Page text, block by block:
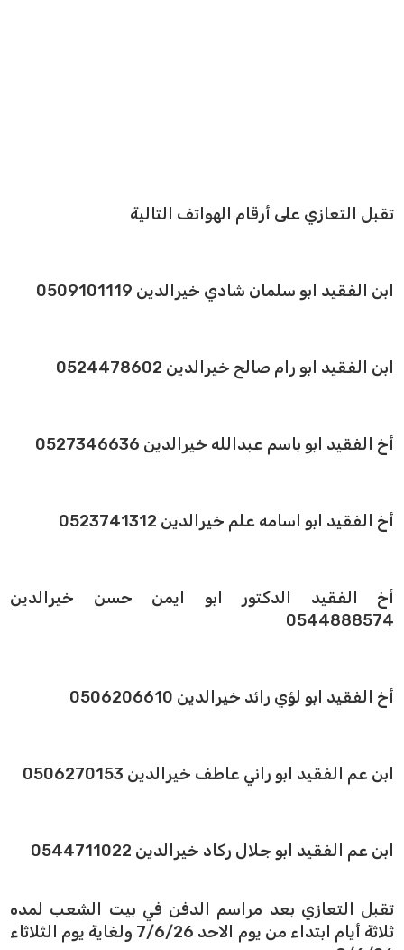
تقبل التعازي على أرقام الهواتف التالية
ابن الفقيد ابو سلمان شادي خيرالدين 0509101119
ابن الفقيد ابو رام صالح خيرالدين 0524478602
أخ الفقيد ابو باسم عبدالله خيرالدين 0527346636
أخ الفقيد ابو اسامه علم خيرالدين 0523741312
أخ الفقيد الدكتور ابو ايمن حسن خيرالدين
0544888574
أخ الفقيد ابو لؤي رائد خيرالدين 0506206610
ابن عم الفقيد ابو راني عاطف خيرالدين 0506270153
ابن عم الفقيد ابو جلال ركاد خيرالدين 0544711022
تقبل التعازي بعد مراسم الدفن في بيت الشعب لمده
ثلاثة أيام ابتداء من يوم الاحد 7/6/26 ولغاية يوم الثلاثاء